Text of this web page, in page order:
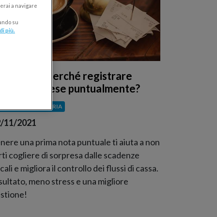
nota: perché registrare
e spese puntualmente?
FINANZIARIA
11/2021
una prima nota puntuale ti aiuta a non
cogliere di sorpresa dalle scadenze
e migliora il controllo dei flussi di cassa.
meno stress e una migliore
a navigare
su
più.